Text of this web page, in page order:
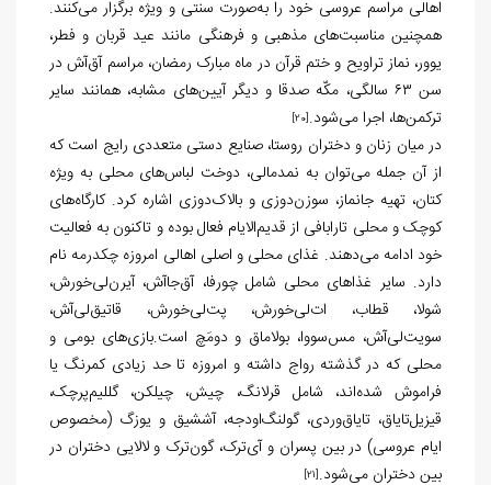
اهالی مراسم عروسی خود را به‌صورت سنتی و ویژه برگزار می‌کنند.
همچنین مناسبت‌های مذهبی و فرهنگی مانند عید قربان و فطر،
یوور، نماز تراویح و ختم قرآن در ماه مبارک رمضان، مراسم آق‌آش در
سن ۶۳ سالگی، مکّه صدقا و دیگر آیین‌های مشابه، همانند سایر
ترکمن‌ها، اجرا می‌شود.[20]
در میان زنان و دختران روستا، صنایع دستی متعددی رایج است که
از آن جمله می‌توان به نمدمالی، دوخت لباس‌های محلی به ویژه
کتان، تهیه جانماز، سوزن‌دوزی و بالاک‌دوزی اشاره کرد. کارگاه‌های
کوچک و محلی تارابافی از قدیم‌الایام فعال بوده و تاکنون به فعالیت
خود ادامه می‌دهند. غذای محلی و اصلی اهالی امروزه چکدرمه نام
دارد. سایر غذاهای محلی شامل چورفا، آق‌جاآش، آیرن‌لی‌خورش،
شولا، قطاب، ات‌لی‌خورش، پت‌لی‌خورش، قاتیق‌لی‌آش،
سویت‌لی‌آش، مس‌سووا، بولاماق و دومَچ است.بازی‌های بومی و
محلی که در گذشته رواج داشته و امروزه تا حد زیادی کمرنگ یا
فراموش شده‌اند، شامل قرلانگ، چیش، چیلکن، گللیم‌پرچک،
قیزیل‌تایاق، تایاق‌وردی، گولنگ‌اودجه، آششیق و یوزگ (مخصوص
ایام عروسی) در بین پسران و آی‌ترک، گون‌ترک و لالایی دختران در
بین دختران می‌شود.[21]